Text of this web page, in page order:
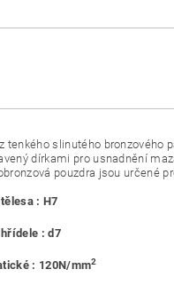
tenkého slinutého
dírkami pro usnadnění
pouzdra jsou určené
: H7
: d7
: 120N/mm2